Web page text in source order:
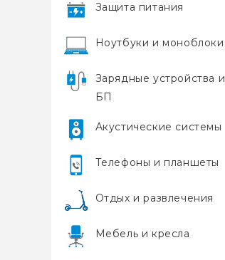
Защита питания
Ноутбуки и моноблоки
Зарядные устройства и
БП
Акустические системы
Телефоны и планшеты
Отдых и развлечения
Мебель и кресла